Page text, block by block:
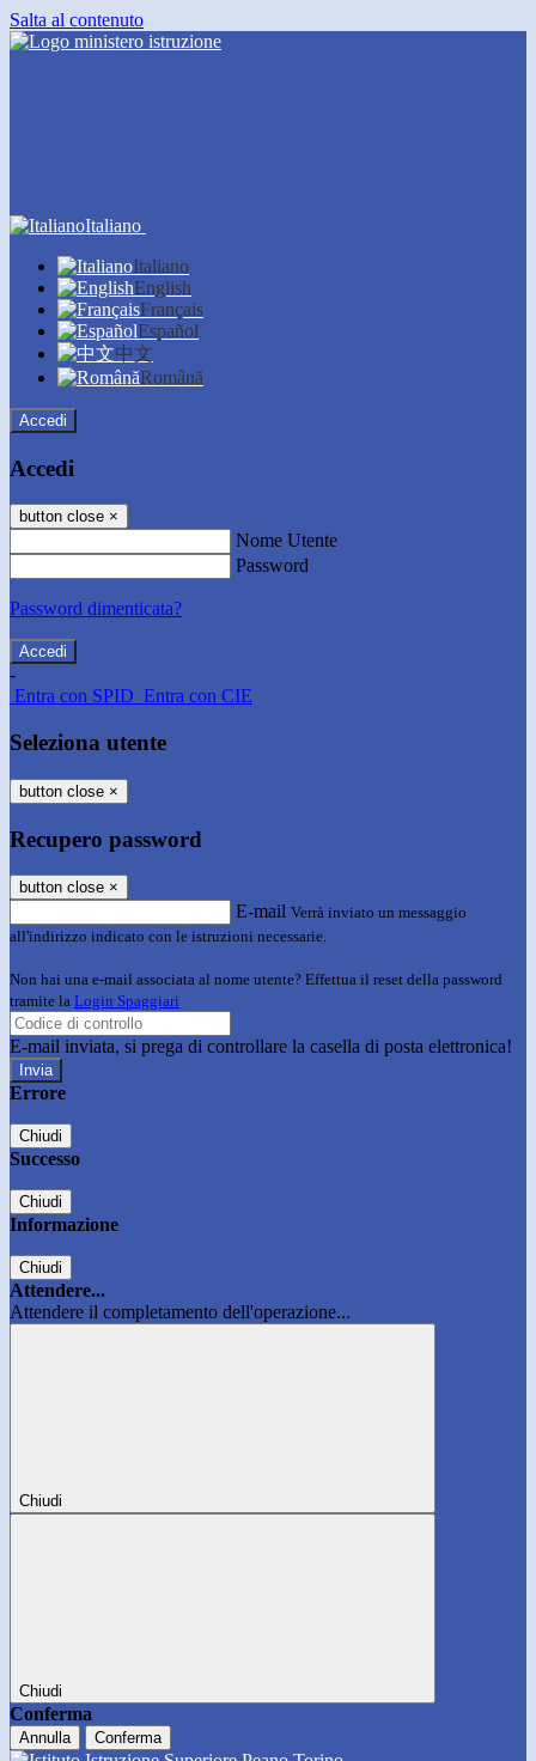
Salta al contenuto
Italiano
Italiano
English
Français
Español
中文
Română
Accedi
Accedi
button close ×
Nome Utente
Password
Password dimenticata?
-
Entra con SPID Entra con CIE
Seleziona utente
button close ×
Recupero password
button close ×
E-mail Verrà inviato un messaggio
all'indirizzo indicato con le istruzioni necessarie.
Non hai una e-mail associata al nome utente? Effettua il reset della password
tramite la Login Spaggiari
E-mail inviata, si prega di controllare la casella di posta elettronica!
Errore
Chiudi
Successo
Chiudi
Informazione
Chiudi
Attendere...
Attendere il completamento dell'operazione...
Chiudi
Chiudi
Conferma
Annulla Conferma